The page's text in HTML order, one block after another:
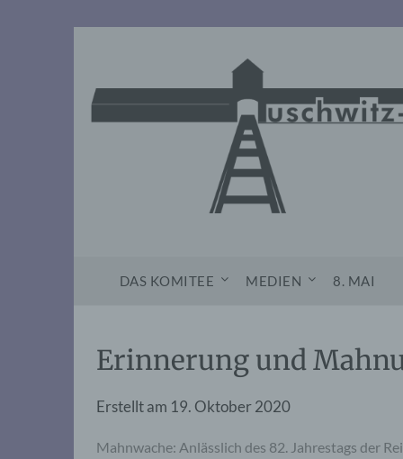
DAS KOMITEE MEDIEN 8. MAI
Erinnerung und
Erstellt am 19. Oktober 2020
Mahnwache: Anlässlich des 82. Jahrestags der